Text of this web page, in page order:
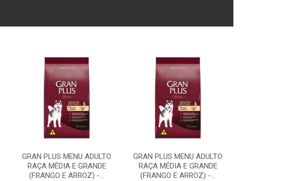
GRAN PLUS MENU ADULTO
RAÇA MÉDIA E GRANDE
(FRANGO E ARROZ) -...
GRAN PLUS MENU ADULTO
RAÇA MÉDIA E GRANDE
(FRANGO E ARROZ) -...